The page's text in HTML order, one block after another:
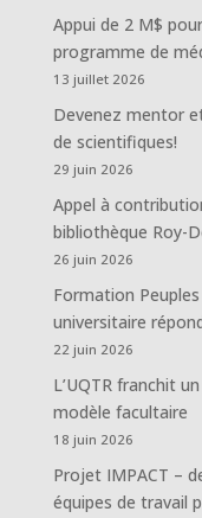
Appui de 2 M$
programme de
13 juillet 2026
Devenez mentor
de scientifiques!
29 juin 2026
Appel à
bibliothèque Roy-
26 juin 2026
Formation
universitaire
22 juin 2026
L’UQTR franchit
modèle facultaire
18 juin 2026
Projet IMPACT –
équipes de travail